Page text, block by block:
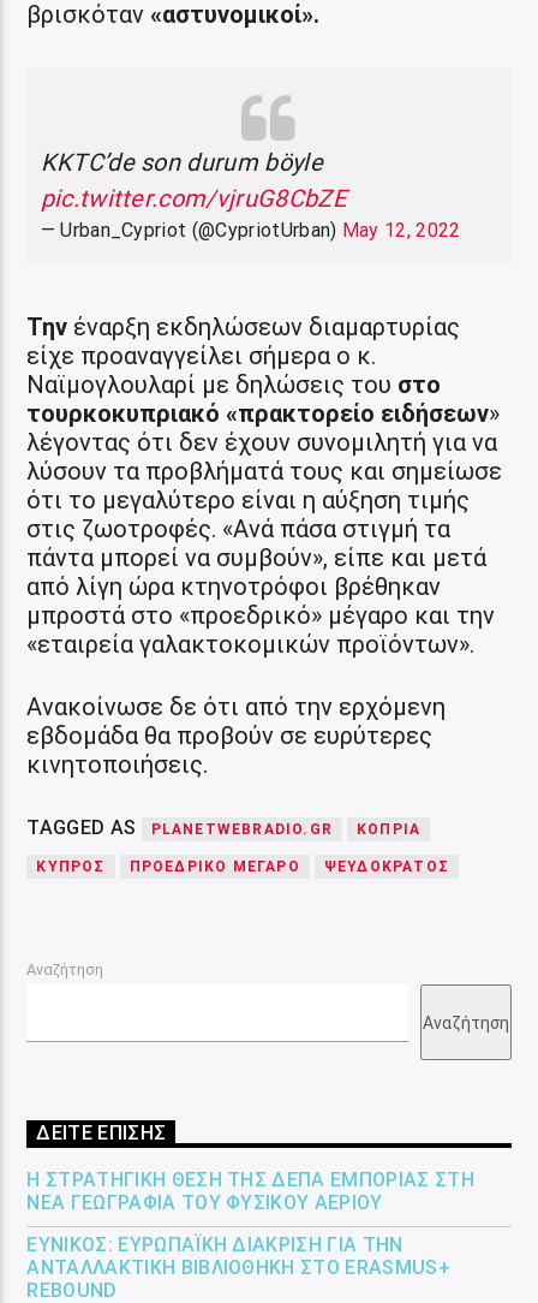
βρισκόταν «αστυνομικοί».
KKTC’de son durum böyle
pic.twitter.com/vjruG8CbZE
— Urban_Cypriot (@CypriotUrban) May 12, 2022
Την έναρξη εκδηλώσεων διαμαρτυρίας
είχε προαναγγείλει σήμερα ο κ.
Ναϊμογλουλαρί με δηλώσεις του στο
τουρκοκυπριακό «πρακτορείο ειδήσεων»
λέγοντας ότι δεν έχουν συνομιλητή για να
λύσουν τα προβλήματά τους και σημείωσε
ότι το μεγαλύτερο είναι η αύξηση τιμής
στις ζωοτροφές. «Ανά πάσα στιγμή τα
πάντα μπορεί να συμβούν», είπε και μετά
από λίγη ώρα κτηνοτρόφοι βρέθηκαν
μπροστά στο «προεδρικό» μέγαρο και την
«εταιρεία γαλακτοκομικών προϊόντων».
Ανακοίνωσε δε ότι από την ερχόμενη
εβδομάδα θα προβούν σε ευρύτερες
κινητοποιήσεις.
TAGGED AS PLANETWEBRADIO.GR ΚΟΠΡΙΑ
ΚΥΠΡΟΣ ΠΡΟΕΔΡΙΚΟ ΜΕΓΑΡΟ ΨΕΥΔΟΚΡΑΤΟΣ
Αναζήτηση
Αναζήτηση
ΔΕΙΤΕ ΕΠΙΣΗΣ
Η ΣΤΡΑΤΗΓΙΚΉ ΘΈΣΗ ΤΗΣ ΔΕΠΑ ΕΜΠΟΡΊΑΣ ΣΤΗ
ΝΈΑ ΓΕΩΓΡΑΦΊΑ ΤΟΥ ΦΥΣΙΚΟΎ ΑΕΡΊΟΥ
ΕΎΝΙΚΟΣ: ΕΥΡΩΠΑΪΚΉ ΔΙΆΚΡΙΣΗ ΓΙΑ ΤΗΝ
ΑΝΤΑΛΛΑΚΤΙΚΉ ΒΙΒΛΙΟΘΉΚΗ ΣΤΟ ERASMUS+
REBOUND